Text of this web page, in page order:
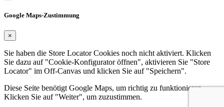
Google Maps-Zustimmung
×
Sie haben die Store Locator Cookies noch nicht aktiviert. Klicken
Sie dazu auf "Cookie-Konfigurator öffnen", aktivieren Sie "Store
Locator" im Off-Canvas und klicken Sie auf "Speichern".
Diese Seite benötigt Google Maps, um richtig zu funktionieren.
Klicken Sie auf "Weiter", um zuzustimmen.